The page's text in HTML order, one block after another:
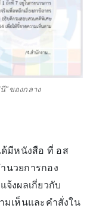
"ของกลาง
ด้มีหนังสือ ที่ อส
นวยการกอง
จ้งผลเกี่ยวกับ
มเห็นและคำสั่งใน